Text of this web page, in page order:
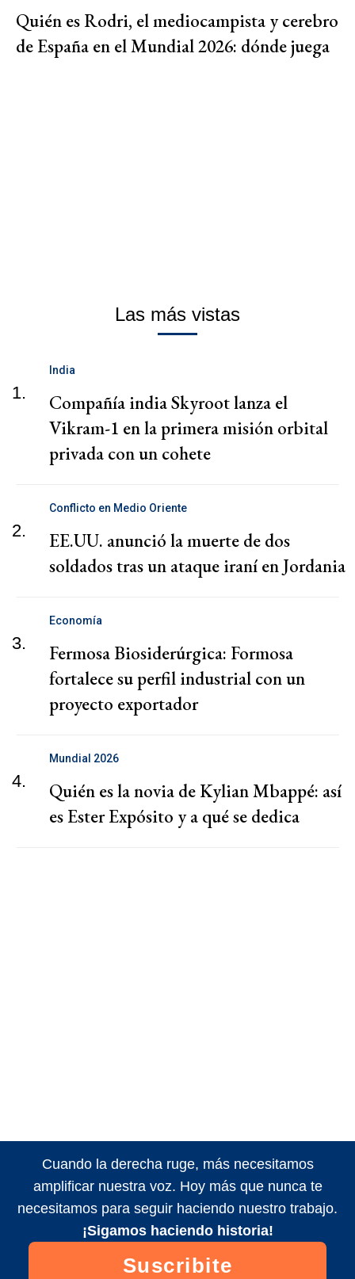
Quién es Rodri, el mediocampista y cerebro
de España en el Mundial 2026: dónde juega
Las más vistas
1.
India
Compañía india Skyroot lanza el
Vikram-1 en la primera misión orbital
privada con un cohete
2.
Conflicto en Medio Oriente
EE.UU. anunció la muerte de dos
soldados tras un ataque iraní en Jordania
3.
Economía
Fermosa Biosiderúrgica: Formosa
fortalece su perfil industrial con un
proyecto exportador
4.
Mundial 2026
Quién es la novia de Kylian Mbappé: así
es Ester Expósito y a qué se dedica
Cuando la derecha ruge, más necesitamos
amplificar nuestra voz. Hoy más que nunca te
necesitamos para seguir haciendo nuestro trabajo.
¡Sigamos haciendo historia!
Suscribite